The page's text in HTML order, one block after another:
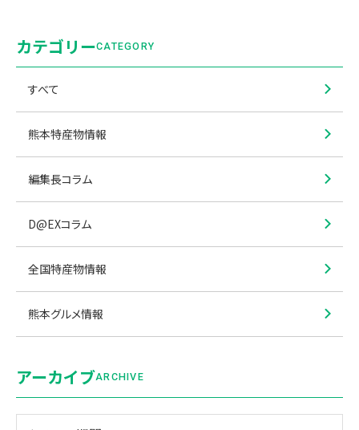
カテゴリーCATEGORY
すべて
熊本特産物情報
編集長コラム
D@EXコラム
全国特産物情報
熊本グルメ情報
アーカイブARCHIVE